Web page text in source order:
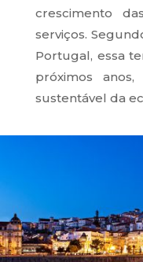
crescimento
serviços.
Portugal, essa
próximos
sustentável da